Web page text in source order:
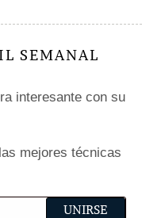
SEMANAL
interesante con su
mejores técnicas